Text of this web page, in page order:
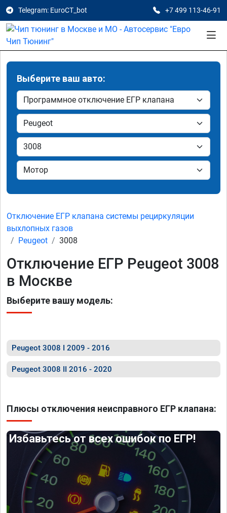
Telegram: EuroCT_bot +7 499 113-46-91
Выберите ваш авто:
Отключение ЕГР клапана системы рециркуляции
выхлопных газов
Peugeot
3008
Отключение ЕГР Peugeot 3008
в Москве
Выберите вашу модель:
Peugeot 3008 I 2009 - 2016
Peugeot 3008 II 2016 - 2020
Плюсы отключения неисправного ЕГР клапана:
Избавьтесь от всех ошибок по ЕГР!